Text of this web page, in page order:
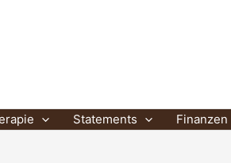
Statements Finanzen